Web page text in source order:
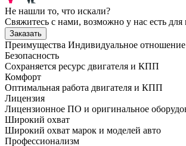
Не нашли то, что искали?
Свяжитесь с нами, возможно у нас есть для
Заказать
Преимущества Индивидуальное
Безопасность
Сохраняется ресурс двигателя и КПП
Комфорт
Оптимальная работа двигателя и КПП
Лицензия
Лицензионное ПО и оригинальное
Широкий охват
Широкий охват марок и моделей авто
Профессионализм